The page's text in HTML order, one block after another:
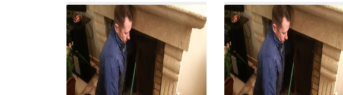
nettoyée et fonctionnement
nettement amélioré. Je
recommande sans
hésitation.